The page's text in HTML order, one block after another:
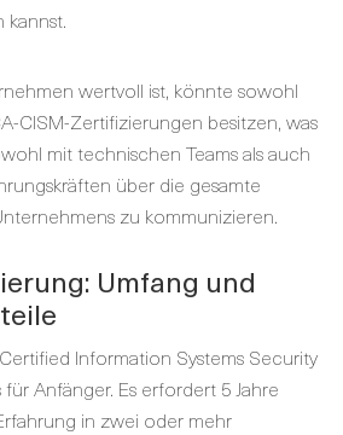
kannst.
wertvoll ist, könnte sowohl
CISM-Zertifizierungen besitzen, was
mit technischen Teams als auch
über die gesamte
zu kommunizieren.
Umfang und
Information Systems Security
Anfänger. Es erfordert 5 Jahre
in zwei oder mehr